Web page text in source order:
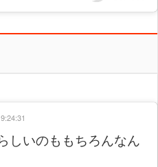
しいのももちろんなん